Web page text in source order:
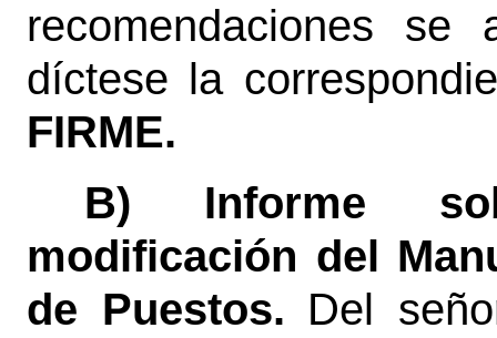
recomendaciones se
díctese la
FIRME.
B) Informe
modificación del
de Puestos. Del